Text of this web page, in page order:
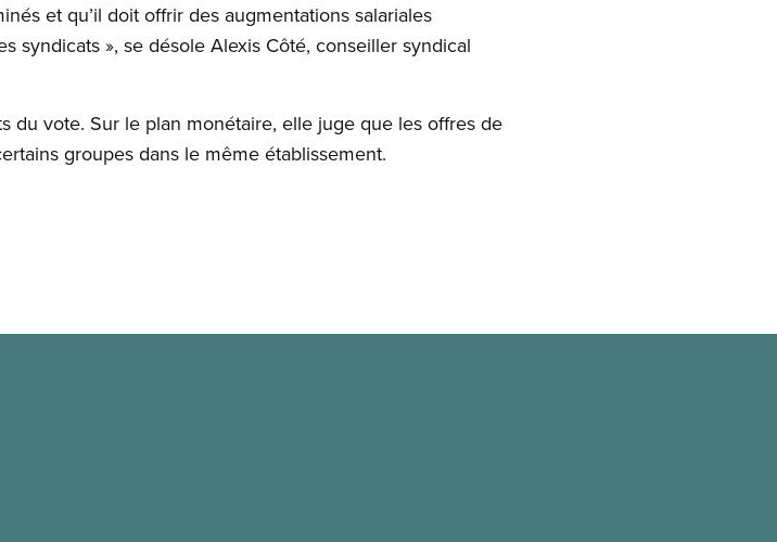
et qu’il doit offrir des augmentations salariales
syndicats », se désole Alexis Côté, conseiller syndical
du vote. Sur le plan monétaire, elle juge que les offres de
groupes dans le même établissement.